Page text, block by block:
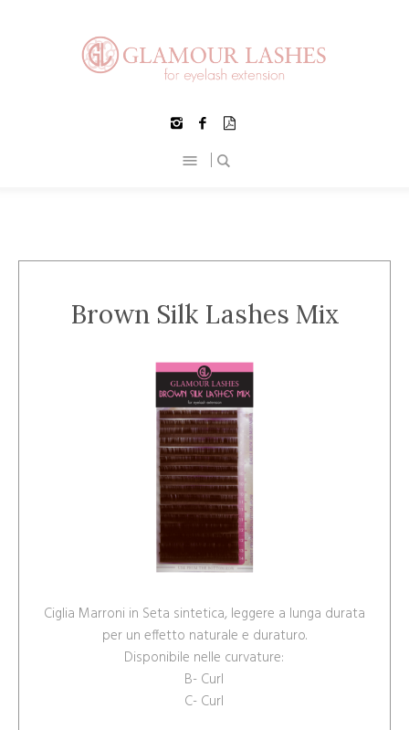
Brown Silk Lashes Mix
Ciglia Marroni in Seta sintetica, leggere a lunga durata
per un effetto naturale e duraturo.
Disponibile nelle curvature:
B- Curl
C- Curl